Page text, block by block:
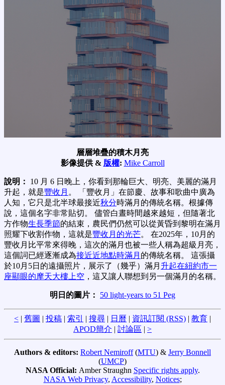
層層堆疊的積木月亮
影像提供 & 版權: Mike Carroll
說明： 10 月 6 日晚上，你看到那輪巨大、明亮、美麗的滿月
升起，就是豐收月 。 「豐收月」在節慶、故事和歌曲中廣為
人知，它只是北半球最接近秋分時滿月的傳統名稱。根據傳
說，這個名字非常貼切。 儘管白晝時間越來越短，但隨著北
方作物生長季節的結束，農民們仍然可以從黃昏到黎明在滿月
照耀下收割作物，這就是豐收月的光芒。 在2025年，10月的
豐收月比平常來得晚，這次的滿月也被一些人稱為超級月亮，
這個詞已經逐漸成為接近近地點時滿月 的傳統名稱。 這張攝
於10月5日的遠攝照片，展示了（幾乎）滿月 升起在紐約市一
座顯眼的摩天大樓上空 ，這又讓人聯想到另一個滿月的名稱。
明日的圖片： 50 light-years to 51 Peg
< | 舊圖 | 投稿 | 索引 | 搜尋 | 日曆 | 資訊訂閱 (RSS) | 教育 |
APOD簡介 | 討論區 | >
Authors & editors: Robert Nemiroff(MTU) & Jerry Bonnell
(UMCP)
NASA Official: Amber Straughn Specific rights apply.
NASA Web Privacy, Accessibility, Notices;